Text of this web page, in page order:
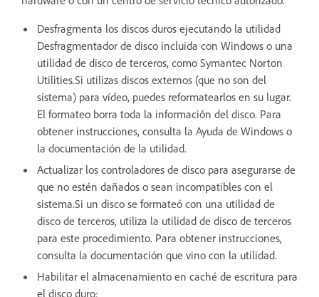
Desfragmenta los discos duros ejecutando la utilidad
Desfragmentador de disco incluida con Windows o una
utilidad de disco de terceros, como Symantec Norton
Utilities.Si utilizas discos externos (que no son del
sistema) para vídeo, puedes reformatearlos en su lugar.
El formateo borra toda la información del disco. Para
obtener instrucciones, consulta la Ayuda de Windows o
la documentación de la utilidad.
Actualizar los controladores de disco para asegurarse de
que no estén dañados o sean incompatibles con el
sistema.Si un disco se formateó con una utilidad de
disco de terceros, utiliza la utilidad de disco de terceros
para este procedimiento. Para obtener instrucciones,
consulta la documentación que vino con la utilidad.
Habilitar el almacenamiento en caché de escritura para
el disco duro: